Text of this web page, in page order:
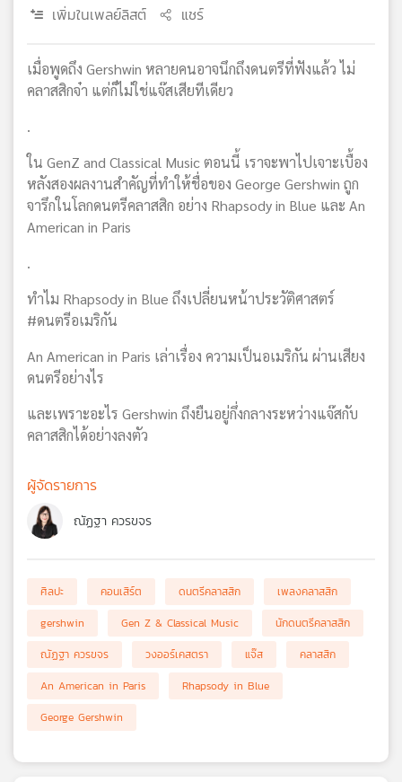
เพิ่มในเพลย์ลิสต์ แชร์
เมื่อพูดถึง Gershwin หลายคนอาจนึกถึงดนตรีที่ฟังแล้ว ไม่
คลาสสิกจ๋า แต่ก็ไม่ใช่แจ๊สเสียทีเดียว
.
ใน GenZ and Classical Music ตอนนี้ เราจะพาไปเจาะเบื้อง
หลังสองผลงานสำคัญที่ทำให้ชื่อของ George Gershwin ถูก
จารึกในโลกดนตรีคลาสสิก อย่าง Rhapsody in Blue และ An
American in Paris
.
ทำไม Rhapsody in Blue ถึงเปลี่ยนหน้าประวัติศาสตร์
#ดนตรีอเมริกัน
An American in Paris เล่าเรื่อง ความเป็นอเมริกัน ผ่านเสียง
ดนตรีอย่างไร
และเพราะอะไร Gershwin ถึงยืนอยู่กึ่งกลางระหว่างแจ๊สกับ
คลาสสิกได้อย่างลงตัว
ผู้จัดรายการ
ณัฏฐา ควรขจร
ศิลปะ คอนเสิร์ต ดนตรีคลาสสิก
เพลงคลาสสิก
gershwin
Gen Z & Classical Music
นักดนตรีคลาสสิก
ณัฏฐา ควรขจร
วงออร์เคสตรา แจ๊ส
คลาสสิก
An American in Paris
Rhapsody in Blue
George Gershwin